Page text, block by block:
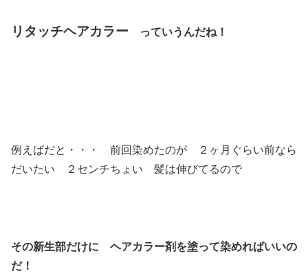
リタッチヘアカラー っていうんだね！
例えばだと・・・ 前回染めたのが ２ヶ月ぐらい前なら
だいたい ２センチちょい 髪は伸びてるので
その新生部だけに ヘアカラー剤を塗って染めればいいの
だ！